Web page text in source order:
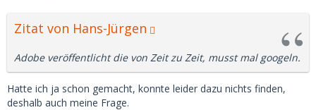
Zitat von Hans-Jürgen
Adobe veröffentlicht die von Zeit zu Zeit, musst mal googeln.
Hatte ich ja schon gemacht, konnte leider dazu nichts finden,
deshalb auch meine Frage.